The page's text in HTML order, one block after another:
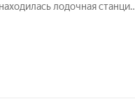
лодочная станция
жилого комплекса.